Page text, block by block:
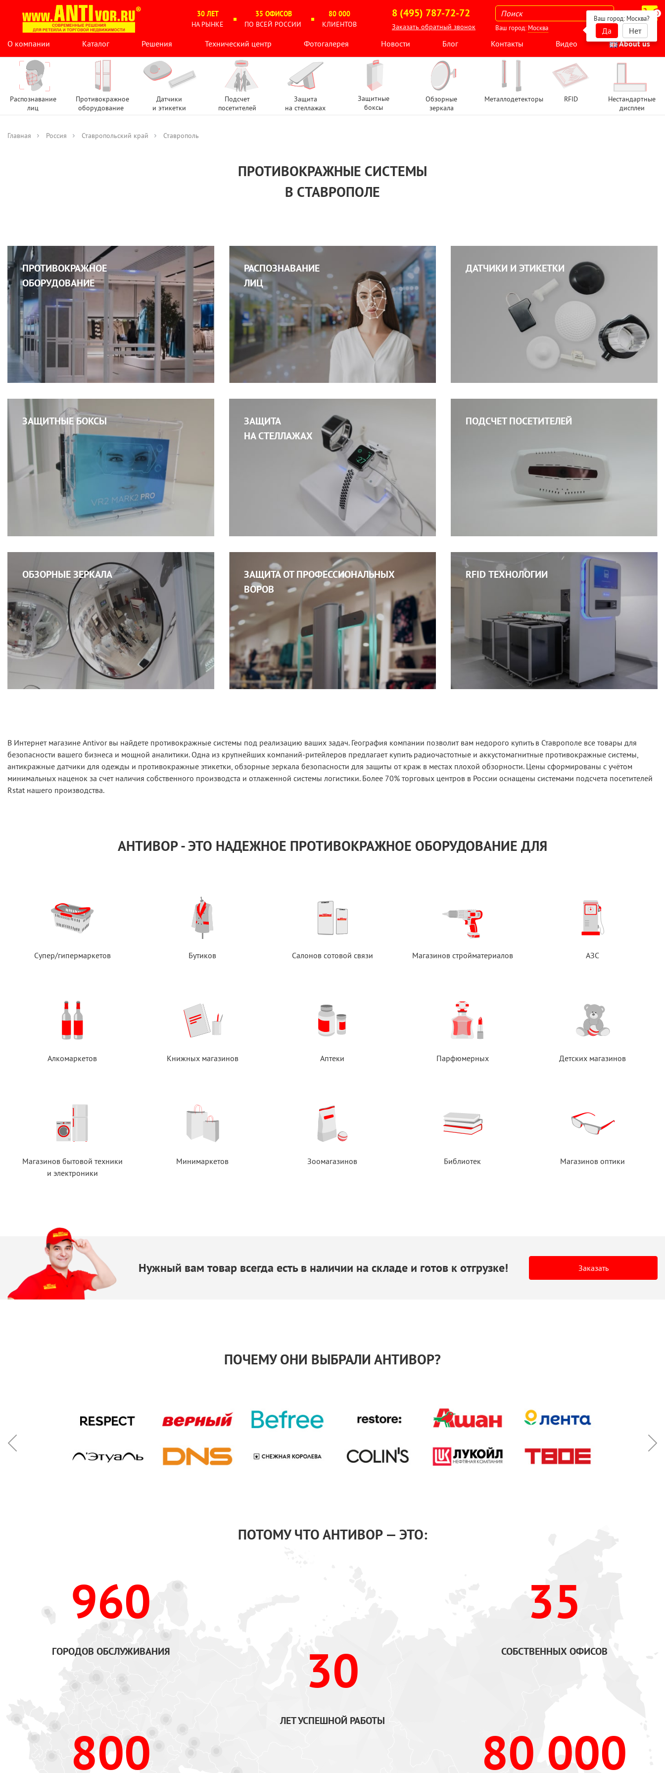
30 ЛЕТ
НА РЫНКЕ
35 ОФИСОВ
ПО ВСЕЙ РОССИИ
80 000
КЛИЕНТОВ
8 (495) 787-72-72
Заказать обратный звонок
0
Ваш город: Москва
Ваш город: Москва?
Да
Нет
О компании
Каталог Решения Технический центр Фотогалерея Новости Блог Контакты Видео About us
Распознавание
лиц
Противокражное
оборудование
Датчики
и этикетки
Подсчет
посетителей
Защита
на стеллажах
Защитные
боксы
Обзорные
зеркала
Металлодетекторы RFID
Нестандартные
дисплеи
Главная Россия Ставропольский край Ставрополь
ПРОТИВОКРАЖНЫЕ СИСТЕМЫ
В СТАВРОПОЛЕ
ПРОТИВОКРАЖНОЕ
ОБОРУДОВАНИЕ
РАСПОЗНАВАНИЕ
ЛИЦ
ДАТЧИКИ И ЭТИКЕТКИ
ЗАЩИТНЫЕ БОКСЫ
ЗАЩИТА
НА СТЕЛЛАЖАХ
ПОДСЧЕТ ПОСЕТИТЕЛЕЙ
ОБЗОРНЫЕ ЗЕРКАЛА
ЗАЩИТА ОТ ПРОФЕССИОНАЛЬНЫХ
ВОРОВ
RFID ТЕХНОЛОГИИ
В Интернет магазине Antivor вы найдете противокражные системы под реализацию ваших задач. География компании позволит вам недорого купить в Ставрополе все товары для
безопасности вашего бизнеса и мощной аналитики. Одна из крупнейших компаний-ритейлеров предлагает купить радиочастотные и аккустомагнитные противокражные системы,
антикражные датчики для одежды и противокражные этикетки, обзорные зеркала безопасности для защиты от краж в местах плохой обзорности. Цены сформированы с учётом
минимальных наценок за счет наличия собственного производста и отлаженной системы логистики. Более 70% торговых центров в России оснащены системами подсчета посетителей
Rstat нашего производства.
АНТИВОР - ЭТО НАДЕЖНОЕ ПРОТИВОКРАЖНОЕ ОБОРУДОВАНИЕ ДЛЯ
Супер/гипермаркетов Бутиков Салонов сотовой связи Магазинов стройматериалов АЗС
Алкомаркетов Книжных магазинов Аптеки Парфюмерных Детских магазинов
Магазинов бытовой техники
и электроники
Минимаркетов Зоомагазинов Библиотек Магазинов оптики
Нужный вам товар всегда естьв наличии на складе и готов к отгрузке! Заказать
ПОЧЕМУ ОНИ ВЫБРАЛИ АНТИВОР?
ПОТОМУ ЧТО АНТИВОР — ЭТО:
960
ГОРОДОВ ОБСЛУЖИВАНИЯ
800
30
ЛЕТ УСПЕШНОЙ РАБОТЫ
35
СОБСТВЕННЫХ ОФИСОВ
80 000